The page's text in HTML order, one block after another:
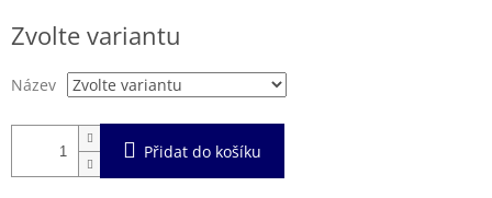
cena:
Zvolte variantu
Název
Přidat do košíku